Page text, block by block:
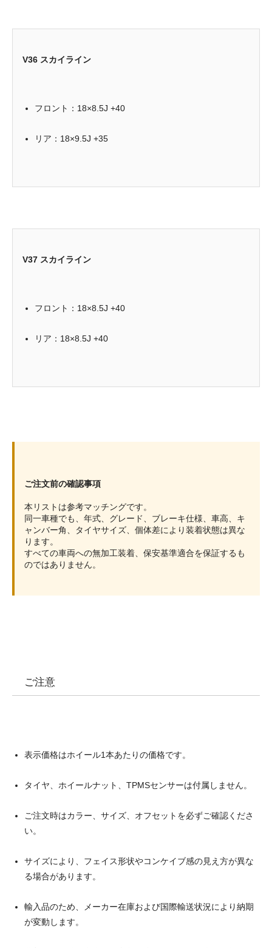
V36 スカイライン
フロント：18×8.5J +40
リア：18×9.5J +35
V37 スカイライン
フロント：18×8.5J +40
リア：18×8.5J +40
ご注文前の確認事項
本リストは参考マッチングです。
同一車種でも、年式、グレード、ブレーキ仕様、車高、キ
ャンバー角、タイヤサイズ、個体差により装着状態は異な
ります。
すべての車両への無加工装着、保安基準適合を保証するも
のではありません。
ご注意
表示価格はホイール1本あたりの価格です。
タイヤ、ホイールナット、TPMSセンサーは付属しません。
ご注文時はカラー、サイズ、オフセットを必ずご確認くださ
い。
サイズにより、フェイス形状やコンケイブ感の見え方が異な
る場合があります。
輸入品のため、メーカー在庫および国際輸送状況により納期
が変動します。